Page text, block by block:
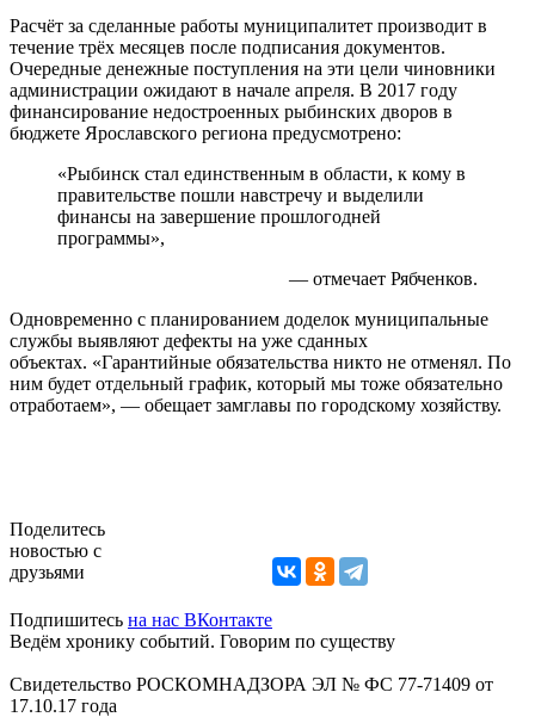
Расчёт за сделанные работы муниципалитет производит в
течение трёх месяцев после подписания документов.
Очередные денежные поступления на эти цели чиновники
администрации ожидают в начале апреля. В 2017 году
финансирование недостроенных рыбинских дворов в
бюджете Ярославского региона предусмотрено:
«Рыбинск стал единственным в области, к кому в
правительстве пошли навстречу и выделили
финансы на завершение прошлогодней
программы»,
— отмечает Рябченков.
Одновременно с планированием доделок муниципальные
службы выявляют дефекты на уже сданных
объектах. «Гарантийные обязательства никто не отменял. По
ним будет отдельный график, который мы тоже обязательно
отработаем», — обещает замглавы по городскому хозяйству.
Поделитесь
новостью с
друзьями
Подпишитесь на нас ВКонтакте
Ведём хронику событий. Говорим по существу
Свидетельство РОСКОМНАДЗОРА ЭЛ № ФС 77-71409 от
17.10.17 года